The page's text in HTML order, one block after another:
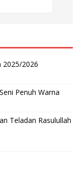
2025/2026
Penuh Warna
Teladan Rasulullah